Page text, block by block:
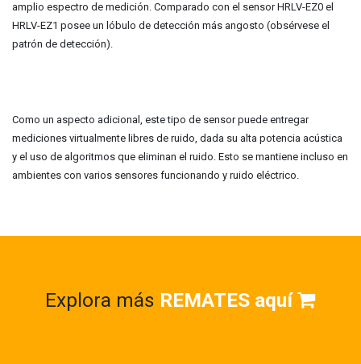
amplio espectro de medición. Comparado con el sensor HRLV-EZ0 el
HRLV-EZ1 posee un lóbulo de detección más angosto (obsérvese el
patrón de detección).
Como un aspecto adicional, este tipo de sensor puede entregar
mediciones virtualmente libres de ruido, dada su alta potencia acústica
y el uso de algoritmos que eliminan el ruido. Esto se mantiene incluso en
ambientes con varios sensores funcionando y ruido eléctrico.
Explora más REMATES aquí